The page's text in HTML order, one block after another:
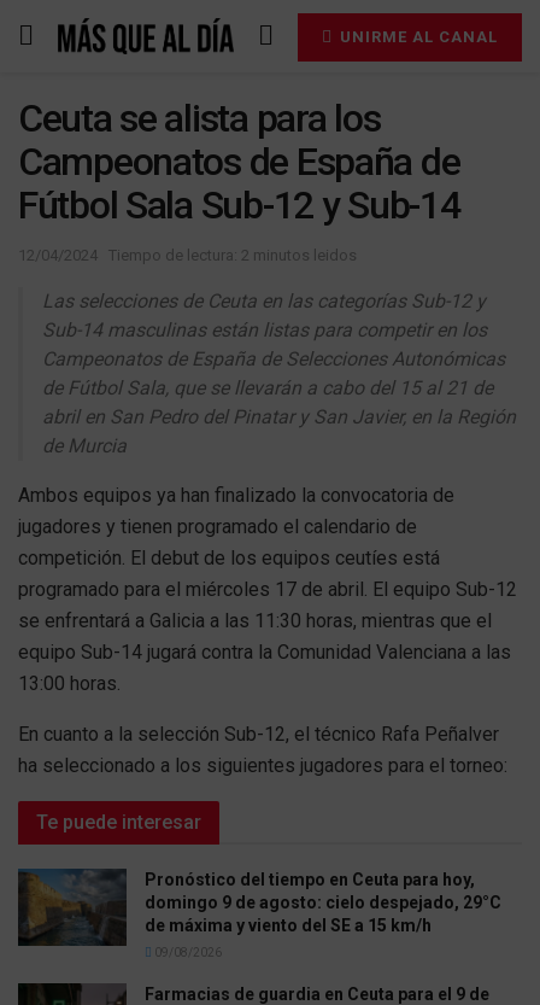
UNIRME AL CANAL
Ceuta se alista para los
Campeonatos de España de
Fútbol Sala Sub-12 y Sub-14
12/04/2024 Tiempo de lectura: 2 minutos leidos
Las selecciones de Ceuta en las categorías Sub-12 y
Sub-14 masculinas están listas para competir en los
Campeonatos de España de Selecciones Autonómicas
de Fútbol Sala, que se llevarán a cabo del 15 al 21 de
abril en San Pedro del Pinatar y San Javier, en la Región
de Murcia
Ambos equipos ya han finalizado la convocatoria de
jugadores y tienen programado el calendario de
competición. El debut de los equipos ceutíes está
programado para el miércoles 17 de abril. El equipo Sub-12
se enfrentará a Galicia a las 11:30 horas, mientras que el
equipo Sub-14 jugará contra la Comunidad Valenciana a las
13:00 horas.
En cuanto a la selección Sub-12, el técnico Rafa Peñalver
ha seleccionado a los siguientes jugadores para el torneo:
Te puede interesar
Pronóstico del tiempo en Ceuta para hoy,
domingo 9 de agosto: cielo despejado, 29°C
de máxima y viento del SE a 15 km/h
09/08/2026
Farmacias de guardia en Ceuta para el 9 de